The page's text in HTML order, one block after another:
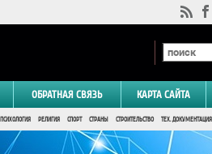
ОБРАТНАЯ СВЯЗЬ КАРТА САЙТА
ПСИХОЛОГИЯ РЕЛИГИЯ СПОРТ СТРАНЫ СТРОИТЕЛЬСТВО ТЕХ. ДОКУМЕНТАЦИЯ